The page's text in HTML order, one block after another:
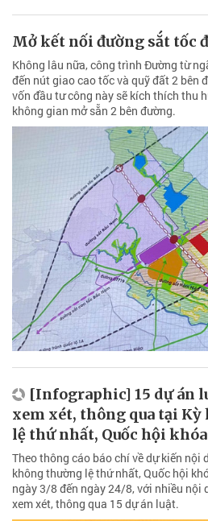
Mở kết nối đường sắt tốc
Không lâu nữa, công trình Đường từ
đến nút giao cao tốc và quỹ đất 2 bên
vốn đầu tư công này sẽ kích thích thu
không gian mở sẵn 2 bên đường.
[Infographic] 15 dự án
xem xét, thông qua tại
lệ thứ nhất, Quốc hội
Theo thông cáo báo chí về dự kiến nội
không thường lệ thứ nhất, Quốc hội
ngày 3/8 đến ngày 24/8, với nhiều nội
xem xét, thông qua 15 dự án luật.